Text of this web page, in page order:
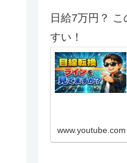
日給7万円？
すい！
www.youtube.com